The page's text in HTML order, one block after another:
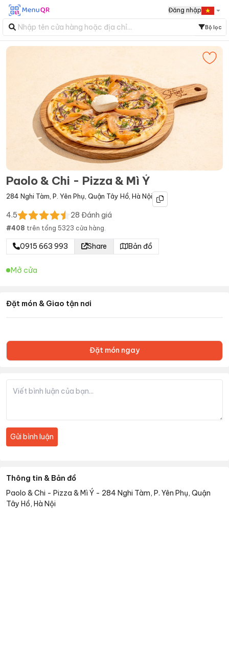
Đăng nhập
Bộ lọc
Paolo & Chi - Pizza & Mì Ý
284 Nghi Tàm P. Yên Phụ Quận Tây Hồ Hà Nội
4.5 28 Đánh giá
#408 trên tổng 5323 cửa hàng.
0915 663 993 Share Bản đồ
Mở cửa
Đặt món & Giao tận nơi
Đặt món ngay
Gửi bình luận
Thông tin & Bản đồ
Paolo & Chi - Pizza & Mì Ý - 284 Nghi Tàm, P. Yên Phụ, Quận
Tây Hồ, Hà Nội